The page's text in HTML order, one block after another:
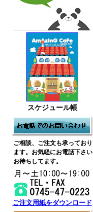
スケジュール帳
ご相談、ご注文も承っており
ます。お気軽にお電話下さい
お待ちしてます。
ご注文用紙をダウンロード